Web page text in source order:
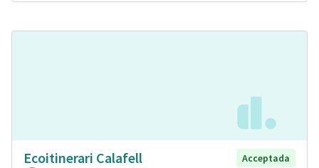
Ecoitinerari Calafell
Acceptada